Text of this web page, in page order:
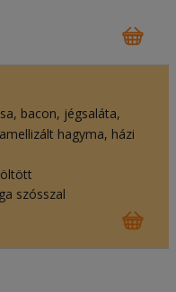
bacon jégsaláta
hagyma házi
szósszal